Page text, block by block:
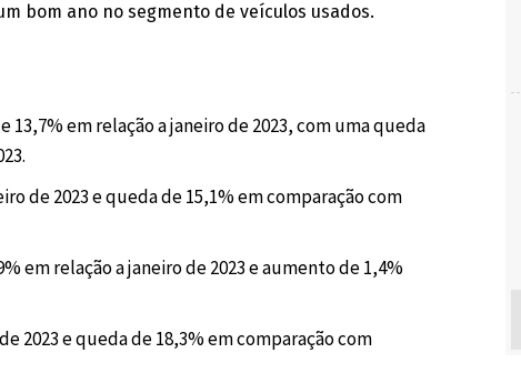
bom ano no segmento de veículos usados.
13,7% em relação a janeiro de 2023, com uma queda
de 2023 e queda de 15,1% em comparação com
em relação a janeiro de 2023 e aumento de 1,4%
2023 e queda de 18,3% em comparação com